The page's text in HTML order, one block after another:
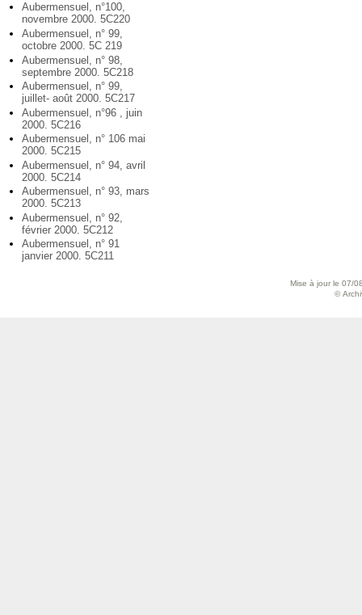
Aubermensuel, n°100,
novembre 2000. 5C220
Aubermensuel, n° 99,
octobre 2000. 5C 219
Aubermensuel, n° 98,
septembre 2000. 5C218
Aubermensuel, n° 99,
juillet- août 2000. 5C217
Aubermensuel, n°96 , juin
2000. 5C216
Aubermensuel, n° 106 mai
2000. 5C215
Aubermensuel, n° 94, avril
2000. 5C214
Aubermensuel, n° 93, mars
2000. 5C213
Aubermensuel, n° 92,
février 2000. 5C212
Aubermensuel, n° 91
janvier 2000. 5C211
Mise à jour le 07/
©